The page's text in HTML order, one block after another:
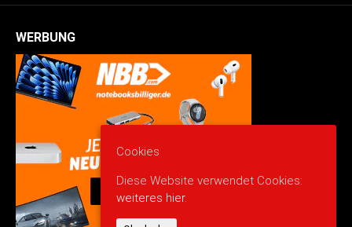
WERBUNG
Cookies
Diese Website verwendet Cookies:
weiteres hier.